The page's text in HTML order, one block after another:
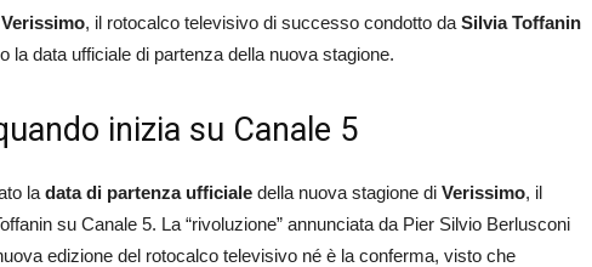
Verissimo, il rotocalco televisivo di successo condotto da Silvia Toffanin
la data ufficiale di partenza della nuova stagione.
inizia su Canale 5
la data di partenza ufficiale della nuova stagione di Verissimo, il
su Canale 5. La “rivoluzione” annunciata da Pier Silvio Berlusconi
edizione del rotocalco televisivo né è la conferma, visto che